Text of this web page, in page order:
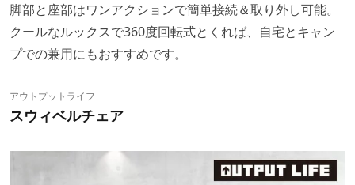
脚部と座部はワンアクションで簡単接続＆取り外し可能。
クールなルックスで360度回転式とくれば、自宅とキャン
プでの兼用にもおすすめです。
アウトプットライフ
スウィベルチェア